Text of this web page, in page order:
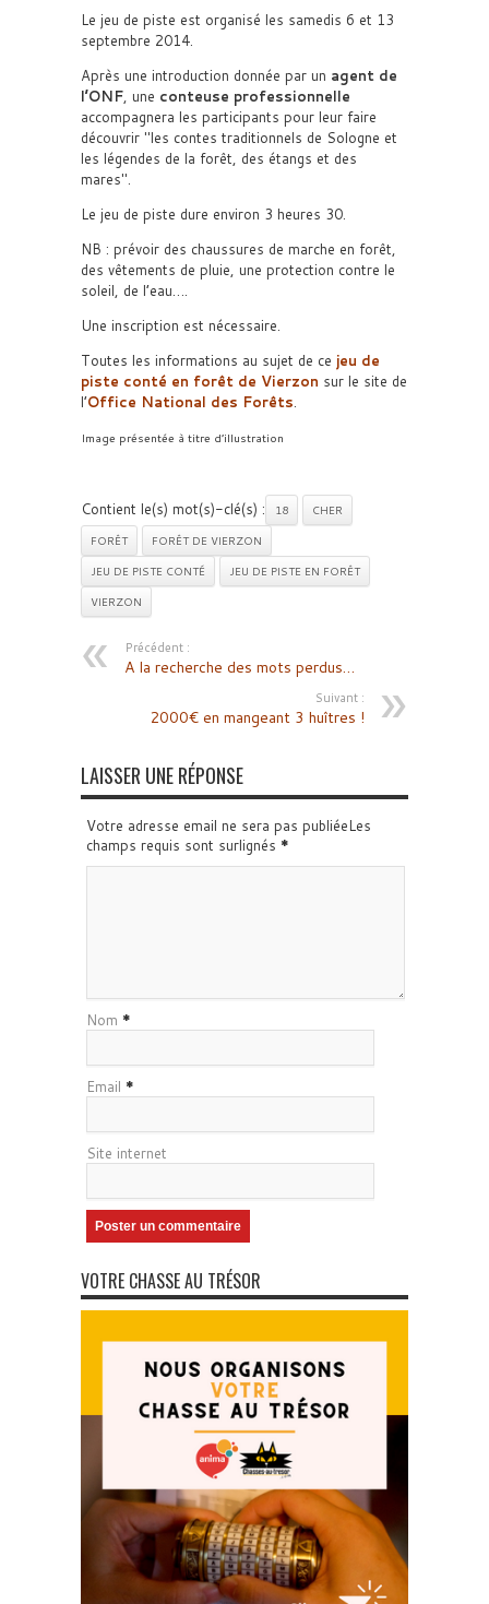
Le jeu de piste est organisé les samedis 6 et 13
septembre 2014.
Après une introduction donnée par un agent de
l’ONF, une conteuse professionnelle
accompagnera les participants pour leur faire
découvrir
les contes traditionnels de Sologne et
les légendes de la forêt, des étangs et des
mares .
Le jeu de piste dure environ 3 heures 30.
NB : prévoir des chaussures de marche en forêt,
des vêtements de pluie, une protection contre le
soleil, de l’eau….
Une inscription est nécessaire.
Toutes les informations au sujet de ce jeu de
piste conté en forêt de Vierzon sur le site de
l’Office National des Forêts.
Image présentée à titre d’illustration
Contient le(s) mot(s)-clé(s) : 18
CHER
FORÊT
FORÊT DE VIERZON
JEU DE PISTE CONTÉ
JEU DE PISTE EN FORÊT
VIERZON
Précédent :
A la recherche des mots perdus…
Suivant :
2000€ en mangeant 3 huîtres !
LAISSER UNE RÉPONSE
Votre adresse email ne sera pas publiéeLes
champs requis sont surlignés *
Nom *
Email *
Site internet
VOTRE CHASSE AU TRÉSOR